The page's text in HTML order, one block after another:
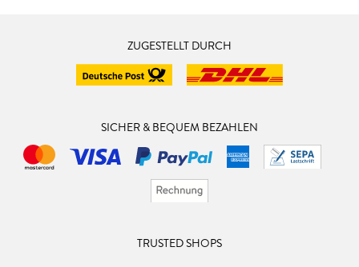
ZUGESTELLT DURCH
SICHER & BEQUEM BEZAHLEN
TRUSTED SHOPS